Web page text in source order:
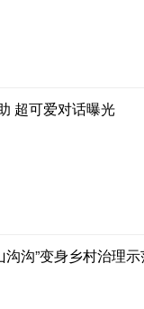
超可爱对话曝光
沟沟”变身乡村治理